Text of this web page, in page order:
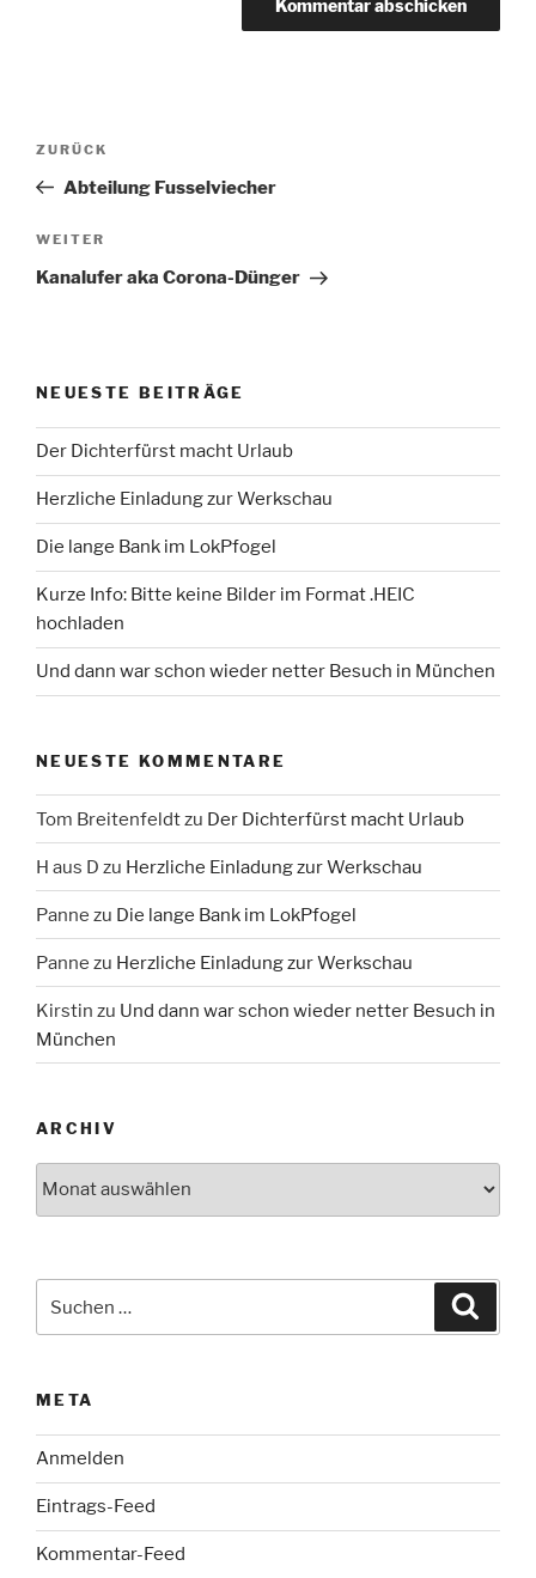
Beitragsnavigation
Vorheriger
Beitrag
ZURÜCK
Abteilung Fusselviecher
Nächster
Beitrag
WEITER
Kanalufer aka Corona-Dünger
NEUESTE BEITRÄGE
Der Dichterfürst macht Urlaub
Herzliche Einladung zur Werkschau
Die lange Bank im LokPfogel
Kurze Info: Bitte keine Bilder im Format .HEIC
hochladen
Und dann war schon wieder netter Besuch in München
NEUESTE KOMMENTARE
Tom Breitenfeldtzu Der Dichterfürst macht Urlaub
H aus D zu Herzliche Einladung zur Werkschau
Panne zu Die lange Bank im LokPfogel
Panne zu Herzliche Einladung zur Werkschau
Kirstin zu Und dann war schon wieder netter Besuch in
München
ARCHIV
nach:
META
Anmelden
Eintrags-Feed
Kommentar-Feed